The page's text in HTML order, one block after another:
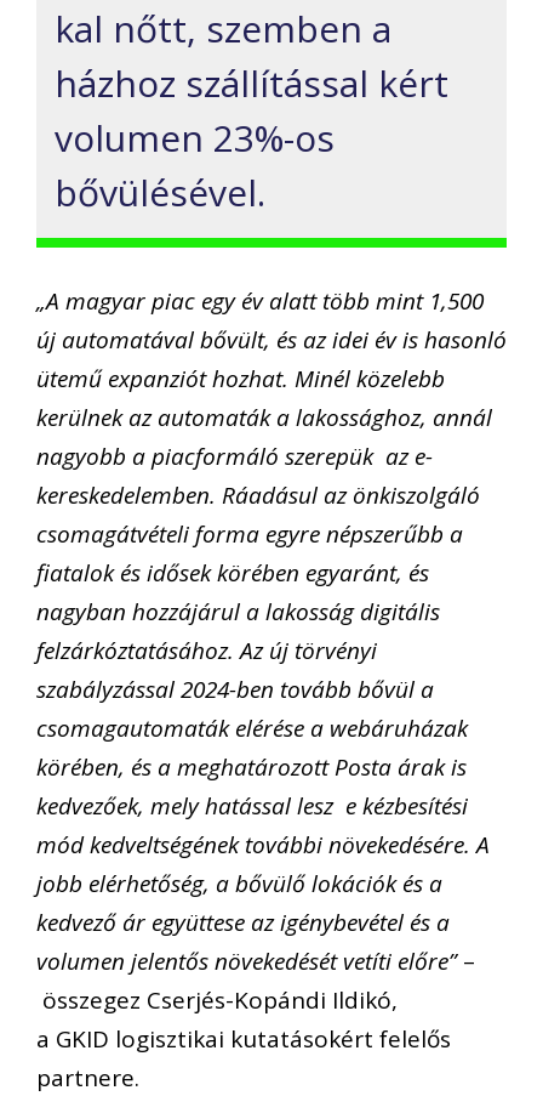
kal nőtt, szemben a
házhoz szállítással kért
volumen 23%-os
bővülésével.
„A magyar piac egy év alatt több mint 1,500
új automatával bővült, és az idei év is hasonló
ütemű expanziót hozhat. Minél közelebb
kerülnek az automaták a lakossághoz, annál
nagyobb a piacformáló szerepük az e-
kereskedelemben. Ráadásul az önkiszolgáló
csomagátvételi forma egyre népszerűbb a
fiatalok és idősek körében egyaránt, és
nagyban hozzájárul a lakosság digitális
felzárkóztatásához. Az új törvényi
szabályzással 2024-ben tovább bővül a
csomagautomaták elérése a webáruházak
körében, és a meghatározott Posta árak is
kedvezőek, mely hatással lesz e kézbesítési
mód kedveltségének további növekedésére. A
jobb elérhetőség, a bővülő lokációk és a
kedvező ár együttese az igénybevétel és a
volumen jelentős növekedését vetíti előre”–
összegez Cserjés-Kopándi Ildikó,
a GKID logisztikai kutatásokért felelős
partnere.